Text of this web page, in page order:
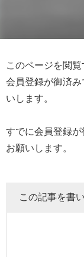
このページを閲
会員登録が御済み
いします。
すでに会員登録が
お願いします。
この記事を書